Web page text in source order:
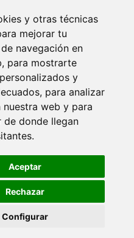
y otras técnicas
mejorar tu
navegación en
para mostrarte
y
para analizar
web y para
de donde llegan
Aceptar
Rechazar
Configurar
preferences
shopping.eus